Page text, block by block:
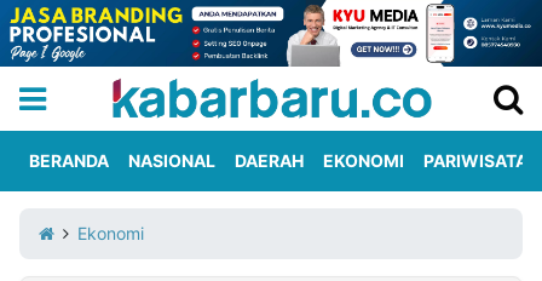
Iklan
Berita
Kami
BERANDA NASIONAL DAERAH EKONOMI PARIWISATA
Ekonomi